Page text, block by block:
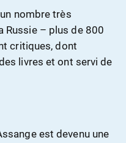
nombre très
Russie – plus de 800
critiques, dont
livres et ont servi de
est devenu une